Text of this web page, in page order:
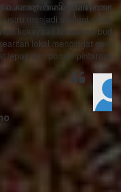
dari proses
strategi sebagai alat
khasanah budaya
mengingat generasi
pintarnya.”